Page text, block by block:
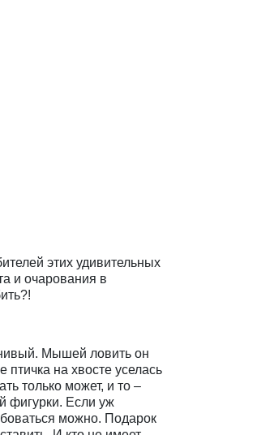
этих удивительных
и очарования в
Мышей ловить он
на хвосте уселась
только может, и то –
фигурки. Если уж
можно. Подарок